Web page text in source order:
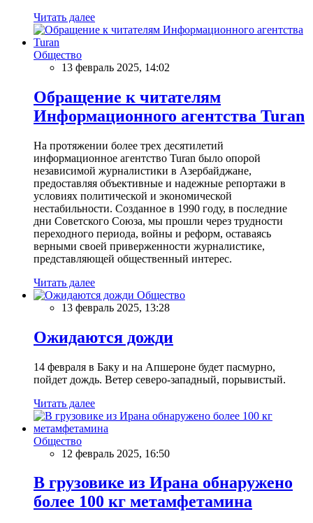
Читать далее
Общество
13 февраль 2025, 14:02
Обращение к читателям
Информационного агентства Turan
На протяжении более трех десятилетий
информационное агентство Turan было опорой
независимой журналистики в Азербайджане,
предоставляя объективные и надежные репортажи в
условиях политической и экономической
нестабильности. Созданное в 1990 году, в последние
дни Советского Союза, мы прошли через трудности
переходного периода, войны и реформ, оставаясь
верными своей приверженности журналистике,
представляющей общественный интерес.
Читать далее
Общество
13 февраль 2025, 13:28
Ожидаются дожди
14 февраля в Баку и на Апшероне будет пасмурно,
пойдет дождь. Ветер северо-западный, порывистый.
Читать далее
Общество
12 февраль 2025, 16:50
В грузовике из Ирана обнаружено
более 100 кг метамфетамина